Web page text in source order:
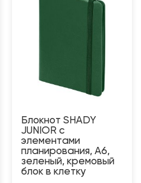
Блокнот SHADY
JUNIOR с
элементами
планирования, А6,
зеленый, кремовый
блок в клетку